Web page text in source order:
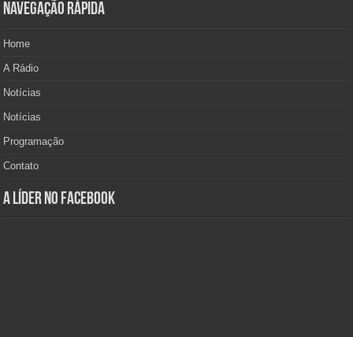
Navegação Rápida
Home
A Rádio
Notícias
Notícias
Programação
Contato
A Líder no Facebook